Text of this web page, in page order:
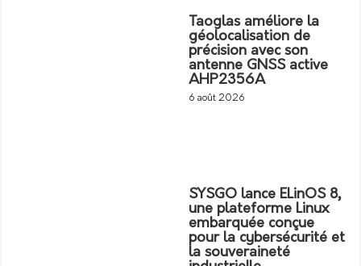
Taoglas améliore la
géolocalisation de
précision avec son
antenne GNSS active
AHP2356A
6 août 2026
SYSGO lance ELinOS 8,
une plateforme Linux
embarquée conçue
pour la cybersécurité et
la souveraineté